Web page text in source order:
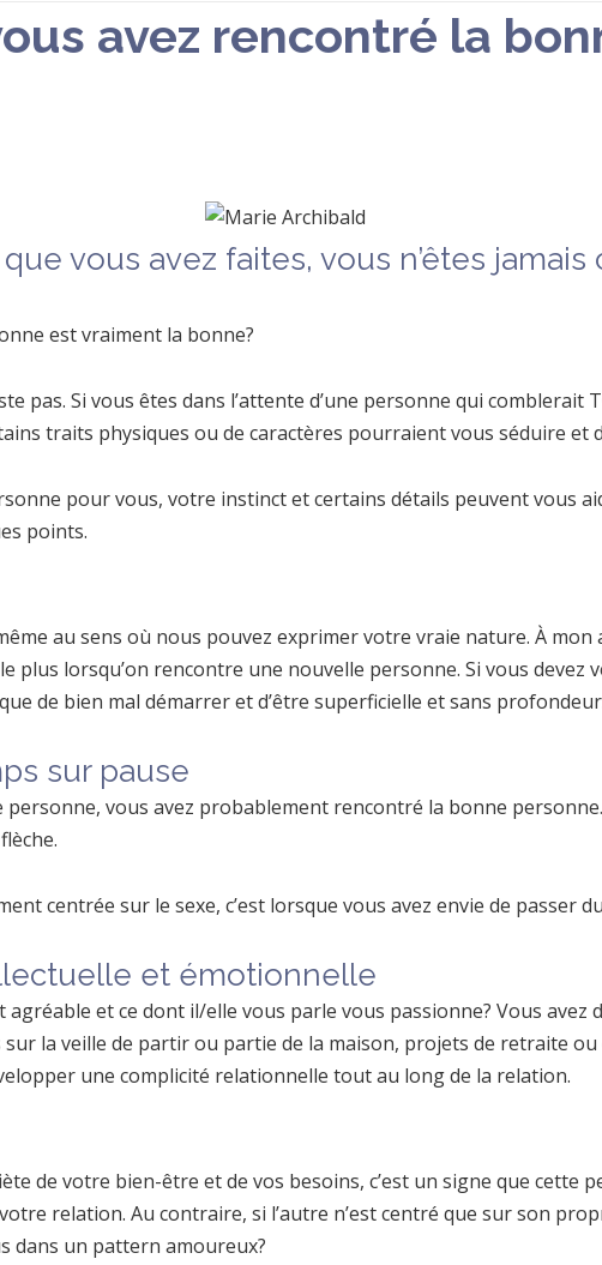
avez rencontré la
vous avez faites, vous n’êtes jamais
est vraiment la bonne?
pas. Si vous êtes dans l’attente d’une personne qui comblerait
traits physiques ou de caractères pourraient vous séduire et
pour vous, votre instinct et certains détails peuvent vous
points.
au sens où nous pouvez exprimer votre vraie nature. À mon
plus lorsqu’on rencontre une nouvelle personne. Si vous
de bien mal démarrer et d’être superficielle et sans
sur pause
personne, vous avez probablement rencontré la bonne
centrée sur le sexe, c’est lorsque vous avez envie de passer
et émotionnelle
et ce dont il/elle vous parle vous passionne? Vous avez
la veille de partir ou partie de la maison, projets de retraite ou
une complicité relationnelle tout au long de la relation.
de votre bien-être et de vos besoins, c’est un signe que cette
relation. Au contraire, si l’autre n’est centré que sur son
dans un pattern amoureux?